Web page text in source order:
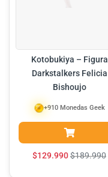
Kotobukiya – Figura
Darkstalkers Felicia
Bishoujo
$129.990$189.990
+910 Monedas Geek